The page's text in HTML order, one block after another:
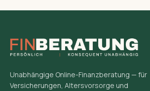
Unabhängige Online-Finanzberatung — für
Versicherungen, Altersvorsorge und